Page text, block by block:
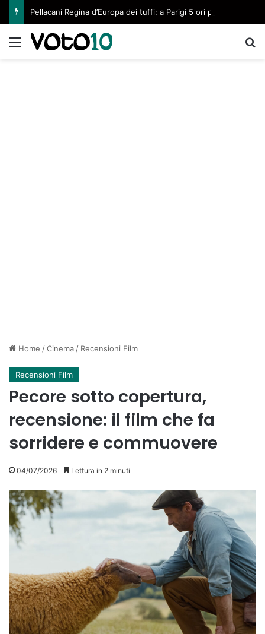
Menu
Home /Cinema / Recensioni Film
Recensioni Film
Pecore sotto copertura,
recensione: il film che fa
sorridere e commuovere
04/07/2026 Lettura in 2 minuti